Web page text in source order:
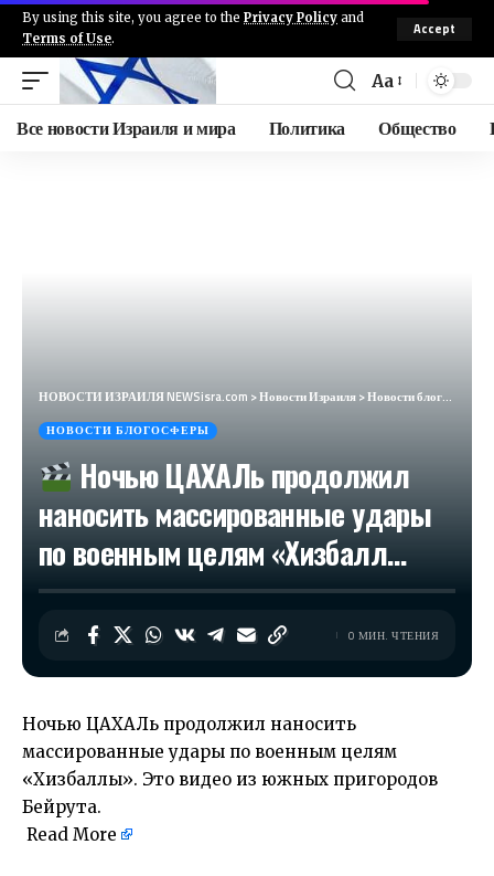
By using this site, you agree to the Privacy Policy and
Terms of Use.
Accept
Aa
Все новости Израиля и мира Политика Общество
НОВОСТИ ИЗРАИЛЯ NEWSisra.com >Новости Израиля>Новости блогосферы
НОВОСТИ БЛОГОСФЕРЫ
Ночью ЦАХАЛь продолжил
наносить массированные удары
по военным целям «Хизбалл…
0 МИН. ЧТЕНИЯ
Ночью ЦАХАЛь продолжил наносить
массированные удары по военным целям
«Хизбаллы». Это видео из южных пригородов
Бейрута.
Read More